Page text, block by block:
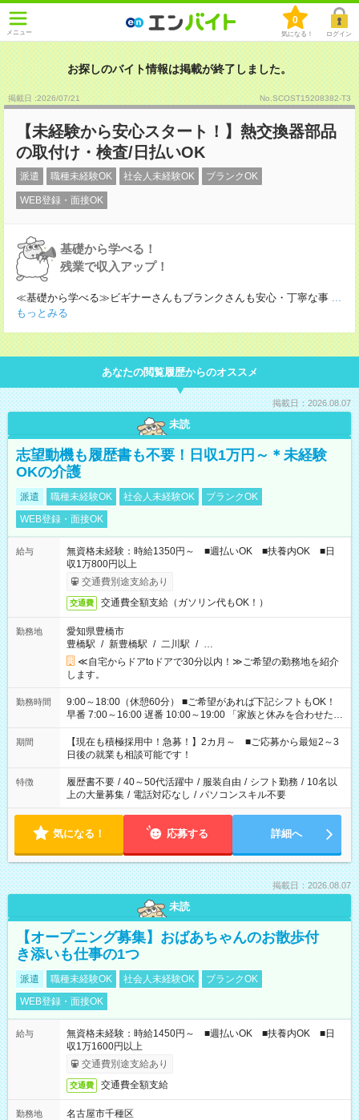
メニュー
0
気になる！ ログイン
お探しのバイト情報は掲載が終了しました。
掲載日 :2026/07/21 No.SCOST15208382-T3
【未経験から安心スタート！】熱交換器部品
の取付け・検査/日払いOK
派遣 職種未経験OK 社会人未経験OK ブランクOK
WEB登録・面接OK
基礎から学べる！
残業で収入アップ！
≪基礎から学べる≫ビギナーさんもブランクさんも安心・丁寧な事 ...
もっとみる
あなたの閲覧履歴からのオススメ
掲載日：2026.08.07
未読
志望動機も履歴書も不要！日収1万円～＊未経験
OKの介護
派遣 職種未経験OK 社会人未経験OK
ブランクOK
WEB登録・面接OK
給与
無資格未経験：時給1350円～ ■週払いOK ■扶養内OK ■日
収1万800円以上
交通費別途支給あり
交通費 交通費全額支給（ガソリン代もOK！）
勤務地
愛知県豊橋市
豊橋駅 / 新豊橋駅 / 二川駅 / …
≪自宅からドアtoドアで30分以内！≫ご希望の勤務地を紹介
します。
勤務時間
9:00～18:00（休憩60分） ■ご希望があれば下記シフトもOK！
早番 7:00～16:00 遅番 10:00～19:00 「家族と休みを合わせた
い」 「余裕を持って夕飯の準備がしたい」 「できれば残業はし
たくない」 など、ご希望を教えてくださいね。 ※Wワーク希望
の方へ 今ご覧のお仕事で希望する勤務時間と、もう1つのお仕事
の勤務時間。 合計で週40時間を超える場合は応募できません。
期間
【現在も積極採用中！急募！】2カ月～ ■ご応募から最短2～3
日後の就業も相談可能です！
特徴 履歴書不要 / 40～50代活躍中 / 服装自由 / シフト勤務 / 10名以
上の大量募集 / 電話対応なし / パソコンスキル不要
気になる！ 応募する 詳細へ
掲載日：2026.08.07
未読
【オープニング募集】おばあちゃんのお散歩付
き添いも仕事の1つ
派遣 職種未経験OK 社会人未経験OK
ブランクOK
WEB登録・面接OK
給与
無資格未経験：時給1450円～ ■週払いOK ■扶養内OK ■日
収1万1600円以上
交通費別途支給あり
交通費 交通費全額支給
勤務地
名古屋市千種区